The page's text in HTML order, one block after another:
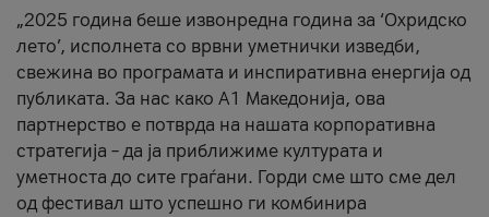
„2025 година беше извонредна година за ‘Охридско
лето’, исполнета со врвни уметнички изведби,
свежина во програмата и инспиративна енергија од
публиката. За нас како A1 Македонија, ова
партнерство е потврда на нашата корпоративна
стратегија – да ја приближиме културата и
уметноста до сите граѓани. Горди сме што сме дел
од фестивал што успешно ги комбинира